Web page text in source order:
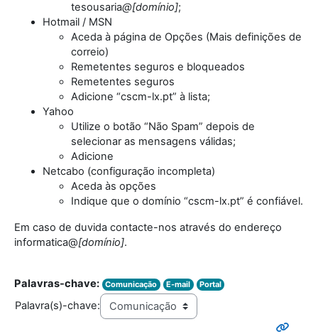
tesousaria@[domínio];
Hotmail / MSN
Aceda à página de Opções (Mais definições de
correio)
Remetentes seguros e bloqueados
Remetentes seguros
Adicione “cscm-lx.pt” à lista;
Yahoo
Utilize o botão “Não Spam” depois de
selecionar as mensagens válidas;
Adicione
Netcabo (configuração incompleta)
Aceda às opções
Indique que o domínio “cscm-lx.pt” é confiável.
Em caso de duvida contacte-nos através do endereço
informatica@[domínio].
Palavras-chave: Comunicação E-mail Portal
Palavra(s)-chave: